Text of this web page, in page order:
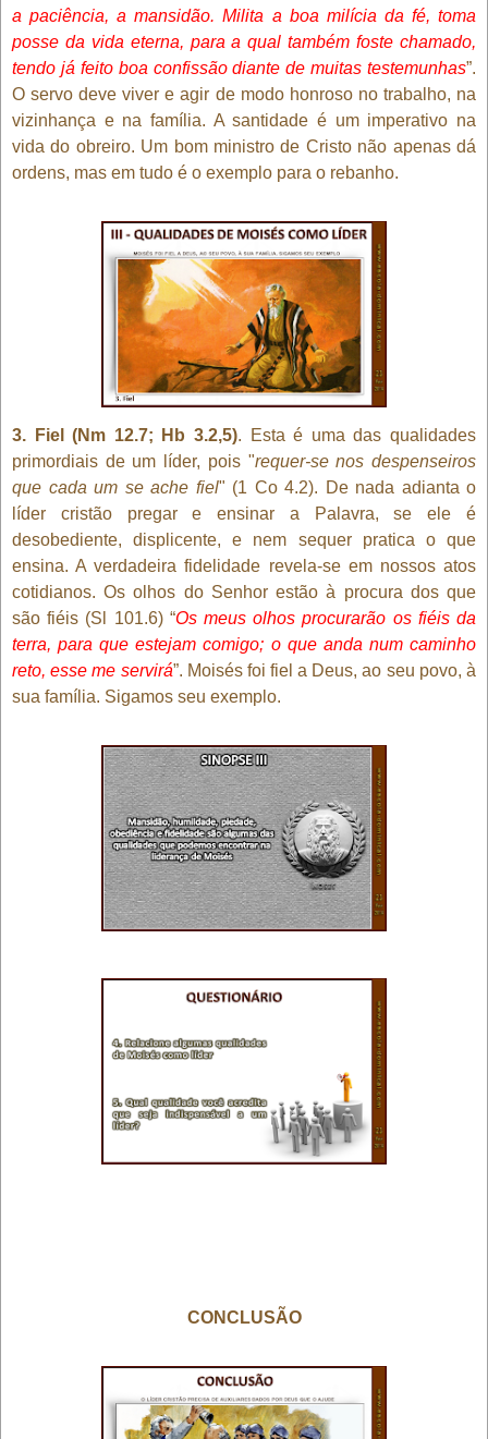
a paciência, a mansidão. Milita a boa milícia da fé, toma
posse da vida eterna, para a qual também foste chamado,
tendo já feito boa confissão diante de muitas testemunhas”.
O servo deve viver e agir de modo honroso no trabalho, na
vizinhança e na família. A santidade é um imperativo na
vida do obreiro. Um bom ministro de Cristo não apenas dá
ordens, mas em tudo é o exemplo para o rebanho.
3. Fiel (Nm 12.7; Hb 3.2,5). Esta é uma das qualidades
primordiais de um líder, pois "requer-se nos despenseiros
que cada um se ache fiel" (1 Co 4.2). De nada adianta o
líder cristão pregar e ensinar a Palavra, se ele é
desobediente, displicente, e nem sequer pratica o que
ensina. A verdadeira fidelidade revela-se em nossos atos
cotidianos. Os olhos do Senhor estão à procura dos que
são fiéis (Sl 101.6) “Os meus olhos procurarão os fiéis da
terra, para que estejam comigo; o que anda num caminho
reto, esse me servirá”. Moisés foi fiel a Deus, ao seu povo, à
sua família. Sigamos seu exemplo.
CONCLUSÃO